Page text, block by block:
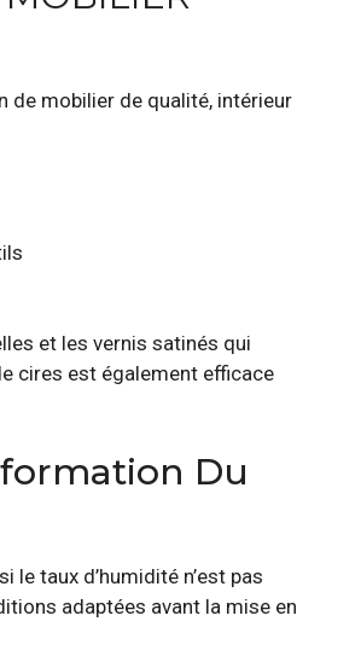
de mobilier de qualité, intérieur
et les vernis satinés qui
cires est également efficace
Du
taux d’humidité n’est pas
adaptées avant la mise en